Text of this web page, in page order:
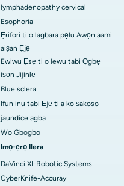
lymphadenopathy cervical
Esophoria
Ẹrifori ti o lagbara pẹlu Awọn aami
aiṣan Ẹjẹ
Ewiwu Ẹsẹ ti o lewu tabi Ọgbẹ
iṣọn Jijinlẹ
Blue sclera
Ifun inu tabi Ẹjẹ ti a ko ṣakoso
jaundice agba
Wo Gbogbo
Imọ-ẹrọ Ilera
DaVinci XI-Robotic Systems
CyberKnife-Accuray